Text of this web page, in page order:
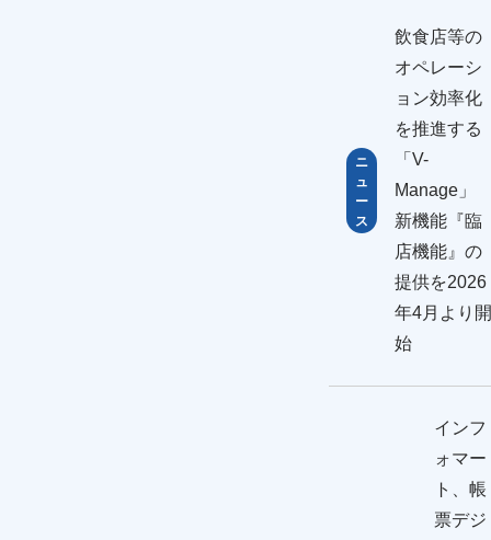
ニ
ュ
ー
ス
飲食店等の
オペレーシ
ョン効率化
を推進する
「V-
Manage
新機能『臨
店機能』の
提供を2026
年4月より開
始
インフ
ォマー
ト、帳
票デジ